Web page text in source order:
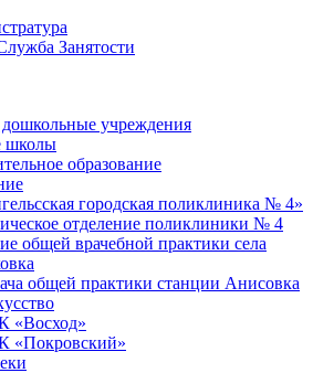
дошкольные учреждения
школы
образование
городская поликлиника № 4»
отделение поликлиники № 4
общей врачебной практики села
общей практики станции Анисовка
«Восход»
«Покровский»